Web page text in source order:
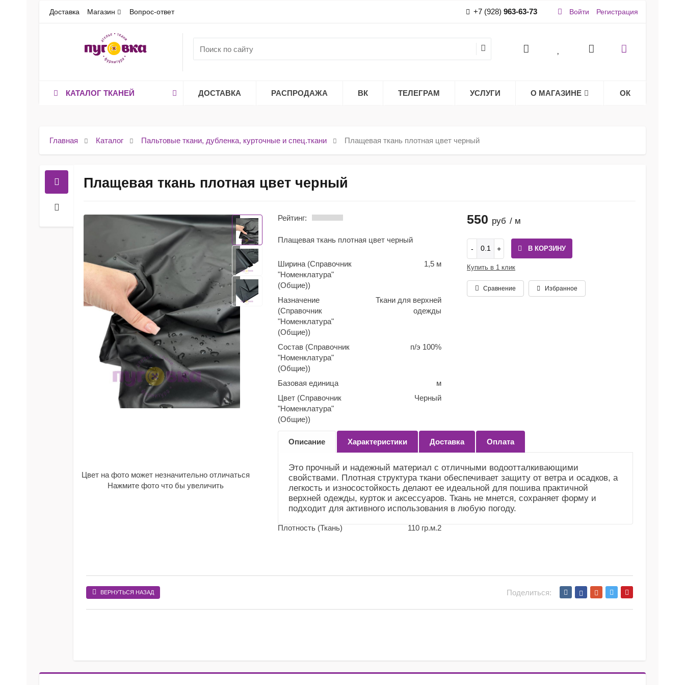
Доставка Магазин Вопрос-ответ +7 (928) 963-63-73 Войти Регистрация
КАТАЛОГ ТКАНЕЙ ДОСТАВКА РАСПРОДАЖА ВК ТЕЛЕГРАМ УСЛУГИ О МАГАЗИНЕ ОК
Главная Каталог Пальтовые ткани, дубленка, курточные и спец.ткани Плащевая ткань плотная цвет черный
Плащевая ткань плотная цвет черный
Цвет на фото может незначительно отличаться
Нажмите фото что бы увеличить
Рейтинг:
Плащевая ткань плотная цвет черный
Ширина (Справочник
"Номенклатура"
(Общие))
1,5 м
Назначение
(Справочник
"Номенклатура"
(Общие))
Ткани для верхней
одежды
Состав (Справочник
"Номенклатура"
(Общие))
п/э 100%
Базовая единица
м
Цвет (Справочник
"Номенклатура"
(Общие))
Черный
(Справочник
(Общие))
Усадка и уход
(Справочник
"Номенклатура"
(Общие))
Не садится.Стирка до
40"
Плотность (Ткань) 110 гр.м.2
550 руб / м
В КОРЗИНУ
Купить в 1 клик
Сравнение Избранное
Описание Характеристики Доставка Оплата
Это прочный и надежный материал с отличными водоотталкивающими
свойствами. Плотная структура ткани обеспечивает защиту от ветра и осадков, а
легкость и износостойкость делают ее идеальной для пошива практичной
верхней одежды, курток и аксессуаров. Ткань не мнется, сохраняет форму и
подходит для активного использования в любую погоду.
ВЕРНУТЬСЯ НАЗАД Поделиться: